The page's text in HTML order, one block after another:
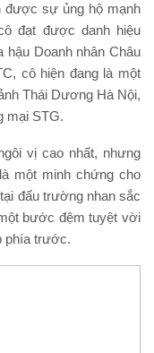
được sự ủng hộ mạnh
đạt được danh hiệu
hậu Doanh nhân Châu
cô hiện đang là một
Thái Dương Hà Nội,
mại STG.
vị cao nhất, nhưng
một minh chứng cho
đấu trường nhan sắc
bước đệm tuyệt vời
phía trước.